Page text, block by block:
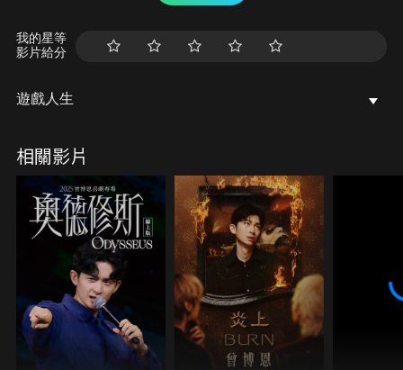
我的星等
影片給分
遊戲人生
相關影片